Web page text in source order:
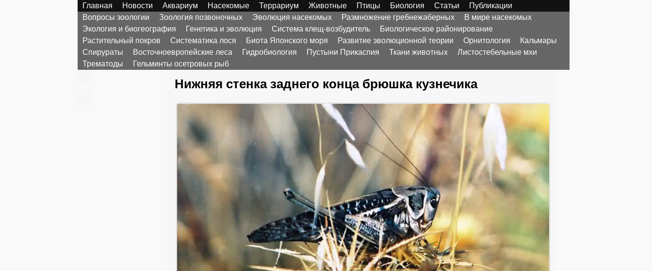
Главная Новости Аквариум Насекомые Террариум Животные Птицы Биология Статьи
Публикации
Вопросы зоологии
Зоология позвоночных Эволюция насекомых Размножение гребнежаберных
В мире насекомых
Экология и биогеография
Генетика и эволюция Система клещ-возбудитель
Биологическое районирование
Растительный покров
Систематика лося Биота Японского моря Развитие эволюционной теории Орнитология
Кальмары
Спирураты
Восточноевропейские леса Гидробиология Пустыни Прикаспия Ткани животных
Листостебельные мхи
Трематоды
Гельминты осетровых рыб
Нижняя стенка заднего конца брюшка кузнечика